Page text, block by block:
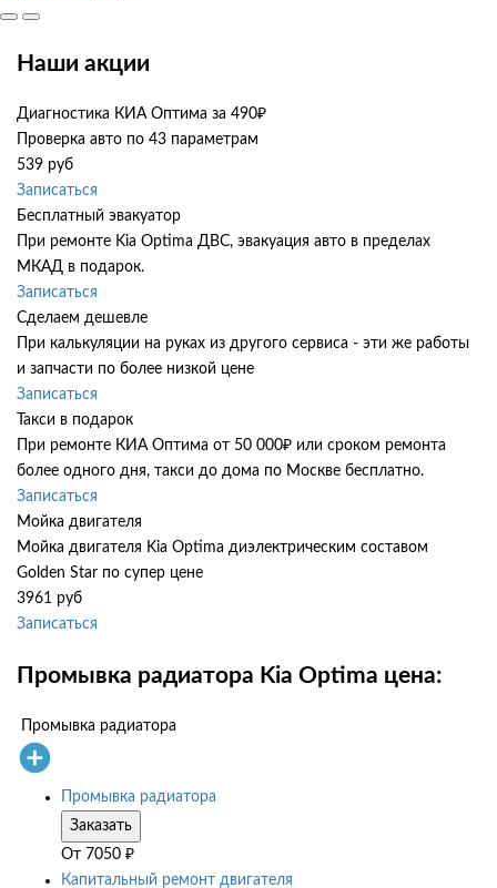
Наши акции
Диагностика КИА Оптима за 490₽
Проверка авто по 43 параметрам
539 руб
Записаться
Бесплатный эвакуатор
При ремонте Kia Optima ДВС, эвакуация авто в пределах
МКАД в подарок.
Записаться
Сделаем дешевле
При калькуляции на руках из другого сервиса - эти же работы
и запчасти по более низкой цене
Записаться
Такси в подарок
При ремонте КИА Оптима от 50 000₽ или сроком ремонта
более одного дня, такси до дома по Москве бесплатно.
Записаться
Мойка двигателя
Мойка двигателя Kia Optima диэлектрическим составом
Golden Star по супер цене
3961 руб
Записаться
Промывка радиатора Kia Optima цена:
Промывка радиатора
Промывка радиатора
Заказать
От 7050 ₽
Капитальный ремонт двигателя